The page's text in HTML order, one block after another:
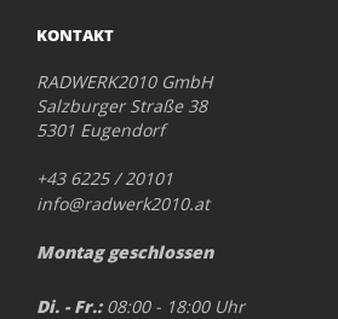
KONTAKT
RADWERK2010 GmbH
Salzburger Straße 38
5301 Eugendorf
+43 6225 / 20101
info@radwerk2010.at
Montag geschlossen
Di. - Fr.:08:00 - 18:00 Uhr